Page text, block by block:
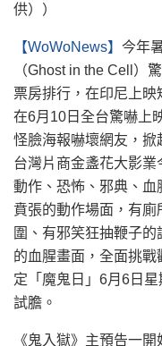
供））
【WoWoNews】 今年
（Ghost in the Cell）
票房排行，在印尼上
在6月10日全台驚嚇上
怪臉海報嚇壞網友，掀
台灣片商金盞花大影
動作、恐怖、邪典、
賁張的動作場面，有
圍、有邪笑狂抽鞭子
的血腥畫面，全面挑
定「魔鬼日」6月6日
試膽。
《鬼入獄》主預告一